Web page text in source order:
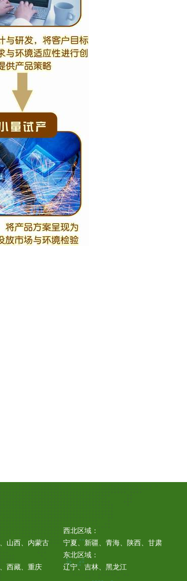
山西、内蒙古
西藏、重庆
西北区域：
宁夏、新疆、青海、陕西、甘肃
东北区域：
辽宁、吉林、黑龙江